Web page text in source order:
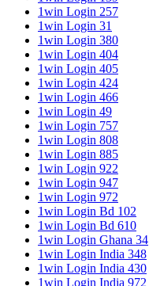
1win Login 257
1win Login 31
1win Login 380
1win Login 404
1win Login 405
1win Login 424
1win Login 466
1win Login 49
1win Login 757
1win Login 808
1win Login 885
1win Login 922
1win Login 947
1win Login 972
1win Login Bd 102
1win Login Bd 610
1win Login Ghana 34
1win Login India 348
1win Login India 430
1win Login India 972